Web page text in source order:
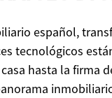
español,
tecnológicos
hasta la firma